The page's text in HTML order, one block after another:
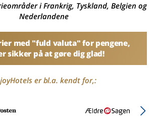
i Frankrig, Tyskland, Belgien og
Nederlandene
med "fuld valuta" for pengene,
sikker på at gøre dig glad!
er bl.a. kendt for,: